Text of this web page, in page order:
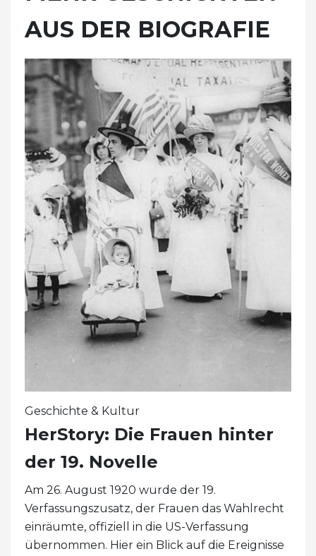
AUS DER BIOGRAFIE
Geschichte & Kultur
HerStory: Die Frauen hinter
der 19. Novelle
Am 26. August 1920 wurde der 19.
Verfassungszusatz, der Frauen das Wahlrecht
einräumte, offiziell in die US-Verfassung
übernommen. Hier ein Blick auf die Ereignisse